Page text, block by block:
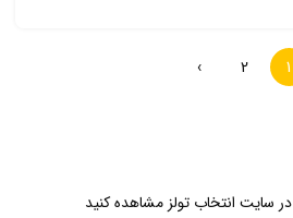
1
2
›
در سایت انتخاب تولز مشاهده کنید